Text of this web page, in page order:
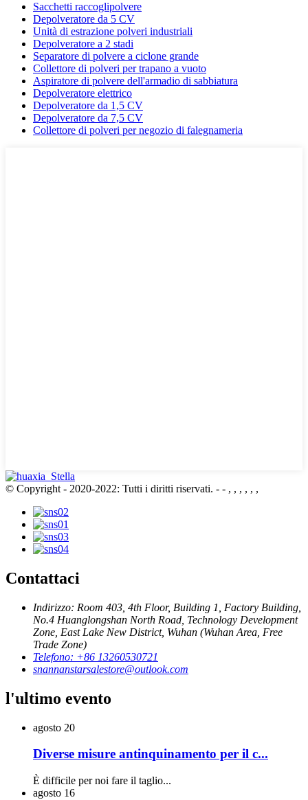
Sacchetti raccoglipolvere
Depolveratore da 5 CV
Unità di estrazione polveri industriali
Depolveratore a 2 stadi
Separatore di polvere a ciclone grande
Collettore di polveri per trapano a vuoto
Aspiratore di polvere dell'armadio di sabbiatura
Depolveratore elettrico
Depolveratore da 1,5 CV
Depolveratore da 7,5 CV
Collettore di polveri per negozio di falegnameria
© Copyright - 2020-2022: Tutti i diritti riservati. - - , , , , , ,
Contattaci
Indirizzo: Room 403, 4th Floor, Building 1, Factory Building,
No.4 Huanglongshan North Road, Technology Development
Zone, East Lake New District, Wuhan (Wuhan Area, Free
Trade Zone)
Telefono: +86 13260530721
snannanstarsalestore@outlook.com
l'ultimo evento
agosto 20
Diverse misure antinquinamento per il c...
È difficile per noi fare il taglio...
agosto 16